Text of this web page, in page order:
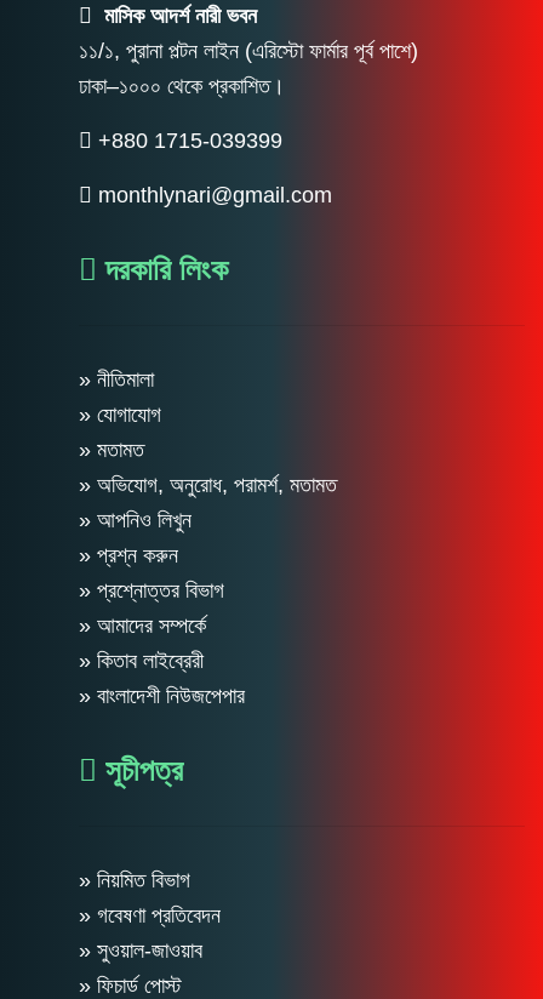
মাসিক আদর্শ নারী ভবন
১১/১, পুরানা পল্টন লাইন (এরিস্টো ফার্মার পূর্ব পাশে)
ঢাকা–১০০০ থেকে প্রকাশিত।
+880 1715-039399
monthlynari@gmail.com
দরকারি লিংক
» নীতিমালা
» যোগাযোগ
» মতামত
» অভিযোগ, অনুরোধ, পরামর্শ, মতামত
» আপনিও লিখুন
» প্রশ্ন করুন
» প্রশ্নোত্তর বিভাগ
» আমাদের সম্পর্কে
» কিতাব লাইব্রেরী
» বাংলাদেশী নিউজপেপার
সূচীপত্র
» নিয়মিত বিভাগ
» গবেষণা প্রতিবেদন
» সুওয়াল-জাওয়াব
» ফিচার্ড পোস্ট